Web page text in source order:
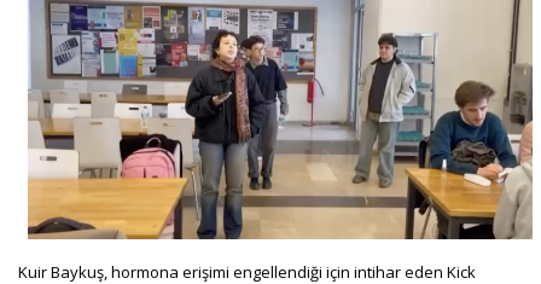
Kuir Baykuş, hormona erişimi engellendiği için intihar eden Kick